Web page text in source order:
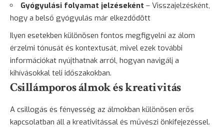
Gyógyulási folyamat jelzéseként – Visszajelzésként,
hogy a belső gyógyulás már elkezdődött
Ilyen esetekben különösen fontos megfigyelni az álom
érzelmi tónusát és kontextusát, mivel ezek további
információkat nyújthatnak arról, hogyan navigálj a
kihívásokkal teli időszakokban.
Csillámporos álmok és kreativitás
A csillogás és fényesség az álmokban különösen erős
kapcsolatban áll a kreativitással és művészi önkifejezéssel.